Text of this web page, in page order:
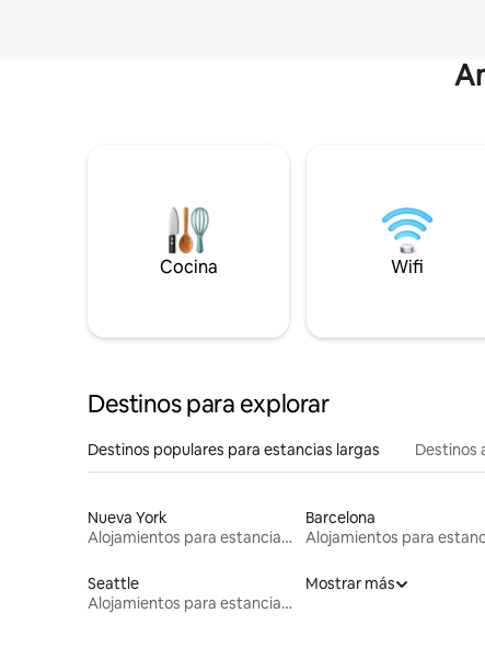
Cocina Wifi
Destinos para explorar
Destinos populares para estancias largas Destinos
Nueva York
Alojamientos para estancias largas
Barcelona
Seattle
Alojamientos para estancias largas
Mostrar más